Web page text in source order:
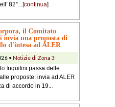
82°...[continua]
il Comitato
invia una proposta di
d'intesa ad ALER
• Notizie di Zona 3
Inquilini passa delle
proposte: invia ad ALER
di accordo in 19...